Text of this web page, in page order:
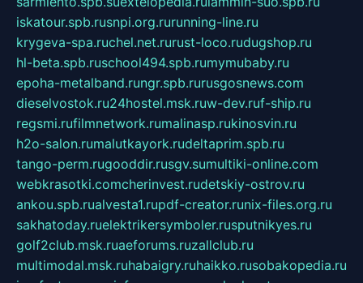
iskatour.spb.rusnpi.org.rurunning-line.ru
krygeva-spa.ruchel.net.rurust-loco.rudugshop.ru
hl-beta.spb.ruschool494.spb.rumymubaby.ru
epoha-metalband.rungr.spb.rurusgosnews.com
dieselvostok.ru24hostel.msk.ruw-dev.ruf-ship.ru
regsmi.rufilmnetwork.rumalinasp.rukinosvin.ru
h2o-salon.rumalutkayork.rudeltaprim.spb.ru
tango-perm.rugooddir.rusgv.sumultiki-online.com
webkrasotki.comcherinvest.rudetskiy-ostrov.ru
ankou.spb.rualvesta1.rupdf-creator.runix-files.org.ru
sakhatoday.ruelektrikersymboler.rusputnikyes.ru
golf2club.msk.ruaeforums.ruzallclub.ru
multimodal.msk.ruhabaigry.ruhaikko.rusobakopedia.ru